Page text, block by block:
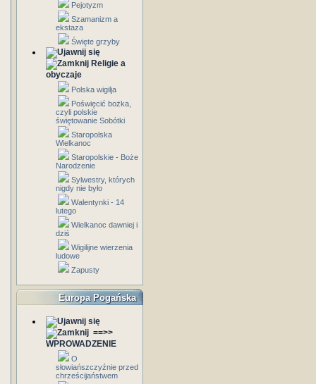
Pejotyzm
Szamanizm a
ekstaza
Święte grzyby
Religie a
obyczaje
Polska wigilja
Poświęcić bożka,
czyli polskie
świętowanie Sobótki
Staropolska
Wielkanoc
Staropolskie - Boże
Narodzenie
Sylwestry, których
nigdy nie było
Walentynki - 14
lutego
Wielkanoc dawniej i
dziś
Wigilijne wierzenia
ludowe
Zapusty
Europa Pogańska
==>>
WPROWADZENIE
O
słowiańszczyźnie przed
chrześcijaństwem